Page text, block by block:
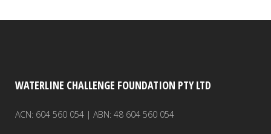
WATERLINE CHALLENGE FOUNDATION PTY LTD
ACN: 604 560 054 | ABN: 48 604 560 054